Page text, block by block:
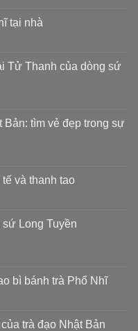
tại nhà
Tử Thanh của dòng sứ
Bản: tìm vẻ đẹp trong sự
tế và thanh tao
sứ Long Tuyền
bì bánh trà Phổ Nhĩ
trà đạo Nhật Bản